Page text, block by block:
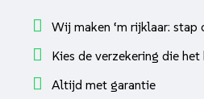
Wij maken ‘m rijklaar: stap
Kies de verzekering die
Altijd met garantie